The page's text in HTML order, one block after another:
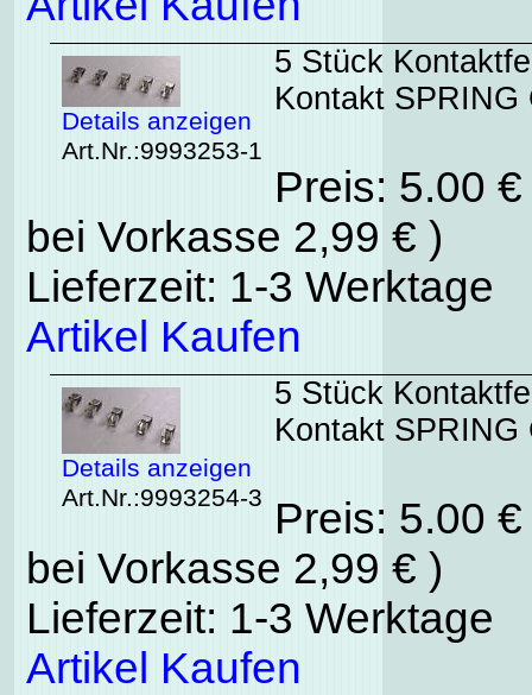
Details anzeigen
Art.Nr.:9993253-1
5 Stück
Kontakt SPRING
Preis: 5.00
bei Vorkasse 2,99 € )
Lieferzeit: 1-3 Werktage
Artikel Kaufen
Details anzeigen
Art.Nr.:9993254-3
5 Stück
Kontakt SPRING
Preis: 5.00
bei Vorkasse 2,99 € )
Lieferzeit: 1-3 Werktage
Artikel Kaufen